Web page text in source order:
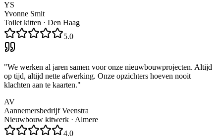
YS
Yvonne Smit
Toilet kitten · Den Haag
5.0
"We werken al jaren samen voor onze nieuwbouwprojecten. Altijd
op tijd, altijd nette afwerking. Onze opzichters hoeven nooit
klachten aan te kaarten."
AV
Aannemersbedrijf Veenstra
Nieuwbouw kitwerk · Almere
4.0